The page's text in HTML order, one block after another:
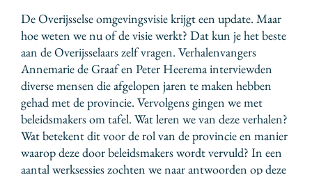
Bio
Contact
De Overijsselse omgevingsvisie krijgt een update. Maar
hoe weten we nu of de visie werkt? Dat kun je het beste
aan de Overijsselaars zelf vragen. Verhalenvangers
Annemarie de Graaf en Peter Heerema interviewden
diverse mensen die afgelopen jaren te maken hebben
gehad met de provincie. Vervolgens gingen we met
beleidsmakers om tafel. Wat leren we van deze verhalen?
Wat betekent dit voor de rol van de provincie en manier
waarop deze door beleidsmakers wordt vervuld? In een
aantal werksessies zochten we naar antwoorden op deze